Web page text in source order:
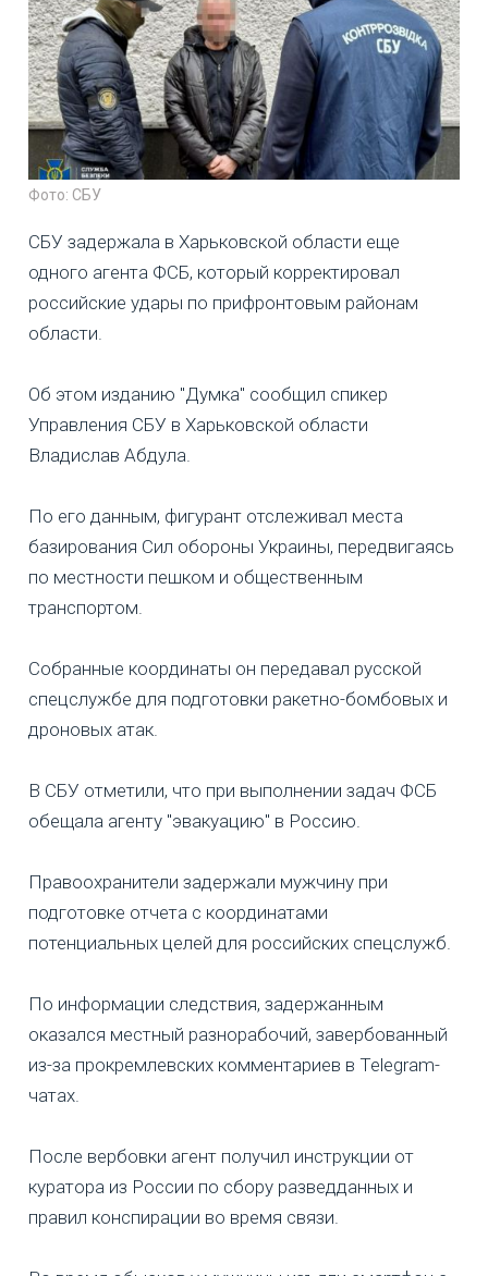
Фото: СБУ
СБУ задержала в Харьковской области еще
одного агента ФСБ, который корректировал
российские удары по прифронтовым районам
области.
Об этом изданию "Думка" сообщил спикер
Управления СБУ в Харьковской области
Владислав Абдула.
По его данным, фигурант отслеживал места
базирования Сил обороны Украины, передвигаясь
по местности пешком и общественным
транспортом.
Собранные координаты он передавал русской
спецслужбе для подготовки ракетно-бомбовых и
дроновых атак.
В СБУ отметили, что при выполнении задач ФСБ
обещала агенту "эвакуацию" в Россию.
Правоохранители задержали мужчину при
подготовке отчета с координатами
потенциальных целей для российских спецслужб.
По информации следствия, задержанным
оказался местный разнорабочий, завербованный
из-за прокремлевских комментариев в Telegram-
чатах.
После вербовки агент получил инструкции от
куратора из России по сбору разведданных и
правил конспирации во время связи.